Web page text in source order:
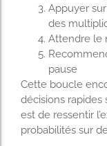
Appuyer
des
Attendre le
pause
Cette boucle
décisions rapides
est de ressentir
probabilités sur